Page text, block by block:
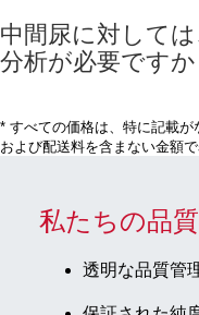
中間尿に対して
分析が必要ですか
* すべての価格は、特に記載
および配送料を含まない金額
私たちの品
透明な品質管